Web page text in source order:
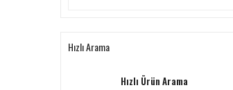
Hızlı Arama
Hızlı Ürün Arama